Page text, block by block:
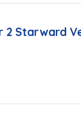
2 Starward